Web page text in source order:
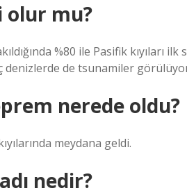
olur mu?
%80 ile Pasifik kıyıları
denizlerde de tsunamiler
nerede oldu?
meydana geldi.
nedir?